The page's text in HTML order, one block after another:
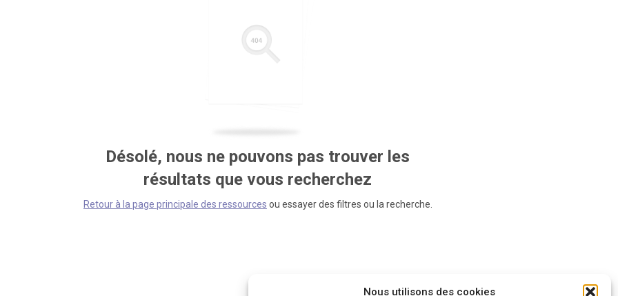
Nous utilisons des cookies
Désolé, nous ne pouvons pas trouver les
résultats que vous recherchez
Retour à la page principale des ressources ou essayer des filtres ou la recherche.